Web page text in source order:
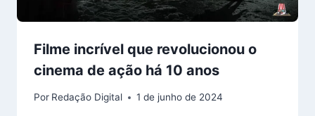
Filme incrível que revolucionou o
cinema de ação há 10 anos
Por Redação Digital 1 de junho de 2024